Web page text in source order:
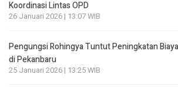
Koordinasi Lintas OPD
26 Januari 2026 | 13:07 WIB
Pengungsi Rohingya Tuntut Peningkatan
di Pekanbaru
25 Januari 2026 | 13:25 WIB